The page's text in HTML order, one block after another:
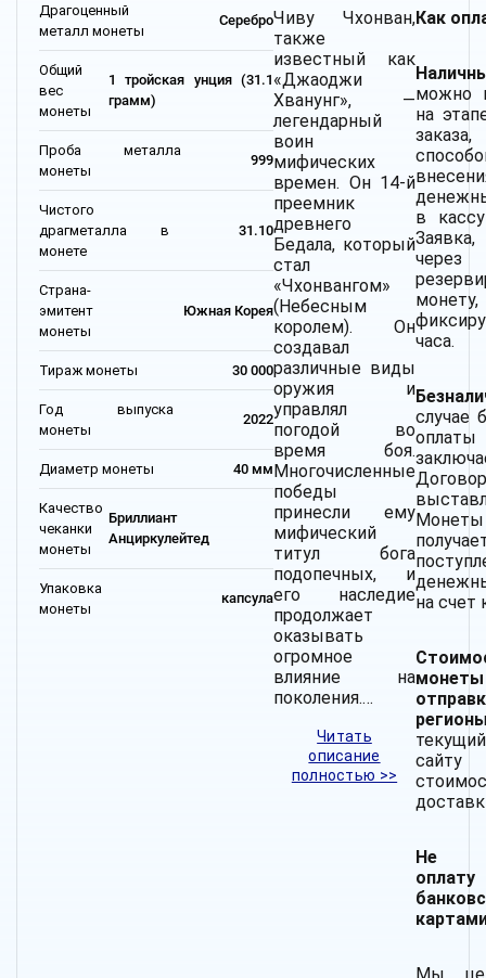
Драгоценный
металл монеты
Серебро
Общий
вес
монеты
1 тройская унция (31.1
грамм)
Проба металла
монеты
999
Чистого
драгметалла в
монете
31.10
Страна-
эмитент
монеты
Южная Корея
Тираж монеты 30 000
Год выпуска
монеты
2022
Диаметр монеты 40 мм
Качество
чеканки
монеты
Бриллиант
Анциркулейтед
Упаковка
монеты
капсула
Чиву Чхонван,
также
известный как
«Джаоджи
Хванунг», —
легендарный
воин
мифических
времен. Он 14-й
преемник
древнего
Бедала, который
стал
«Чхонвангом»
(Небесным
королем). Он
создавал
различные виды
оружия и
управлял
погодой во
время боя.
Многочисленные
победы
принесли ему
мифический
титул бога
подопечных, и
его наследие
продолжает
оказывать
огромное
влияние на
поколения.…
Читать
описание
полностью >>
Как
можно
на
в
часа.
случае
оплаты
на счет
Не
оплату
Мы